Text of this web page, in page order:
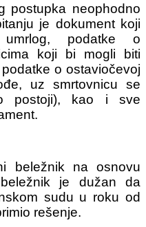
postupka neophodno
je dokument koji
podatke o
koji bi mogli biti
o ostaviočevoj
uz smrtovnicu se
postoji), kao i sve
beležnik na osnovu
je dužan da
sudu u roku od
rešenje.